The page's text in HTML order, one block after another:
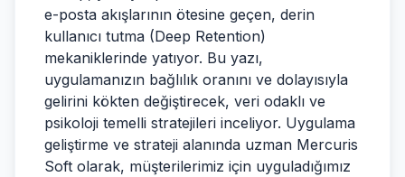
e-posta akışlarının ötesine geçen, derin
kullanıcı tutma (Deep Retention)
mekaniklerinde yatıyor. Bu yazı,
uygulamanızın bağlılık oranını ve dolayısıyla
gelirini kökten değiştirecek, veri odaklı ve
psikoloji temelli stratejileri inceliyor. Uygulama
geliştirme ve strateji alanında uzman Mercuris
Soft olarak, müşterilerimiz için uyguladığımız